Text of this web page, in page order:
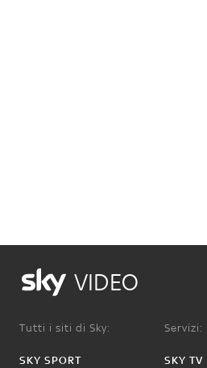
VIDEO
Tutti i siti di Sky:
SKY SPORT
Servizi:
SKY TV